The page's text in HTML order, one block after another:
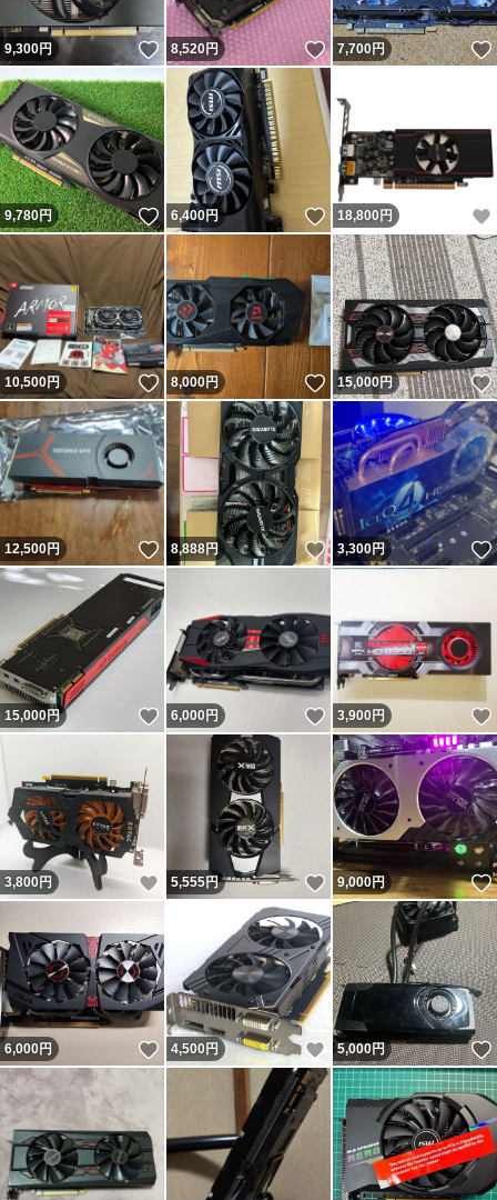
9,300円 いいね！
8,520円 いいね！
7,700円
9,780円 いいね！
6,400円 いいね！
18,800 円
10,500円 いいね！
8,000円 いいね！
15,000円
12,500円 いいね！
8,888円 いいね！
3,300円
15,000円 いいね！
6,000円 いいね！
3,900円
3,800円 いいね！
5,555円 いいね！
9,000円
6,000円 いいね！
4,500円 いいね！
5,000円